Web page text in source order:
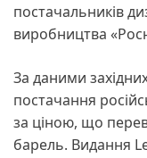
постачальників
виробництва
За даними
постачання
за ціною, що
барель. Видання